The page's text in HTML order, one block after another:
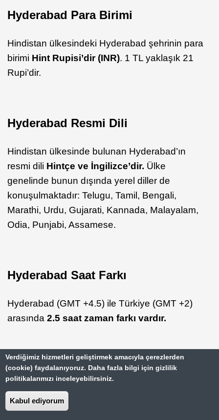
Hyderabad Para Birimi
Hindistan ülkesindeki Hyderabad şehrinin para
birimi Hint Rupisi’dir (INR). 1 TL yaklaşık 21
Rupi’dir.
Hyderabad Resmi Dili
Hindistan ülkesinde bulunan Hyderabad’ın
resmi dili Hintçe ve İngilizce’dir. Ülke
genelinde bunun dışında yerel diller de
konuşulmaktadır: Telugu, Tamil, Bengali,
Marathi, Urdu, Gujarati, Kannada, Malayalam,
Odia, Punjabi, Assamese.
Hyderabad Saat Farkı
Hyderabad (GMT +4.5) ile Türkiye (GMT +2)
arasında 2.5 saat zaman farkı vardır.
Hyderabad Künyesi
Verdiğimiz hizmetleri geliştirmek amacıyla çerezlerden
(cookie) faydalanıyoruz. Daha fazla bilgi için gizlilik
politikalarımızı inceleyebilirsiniz.
Kabul ediyorum